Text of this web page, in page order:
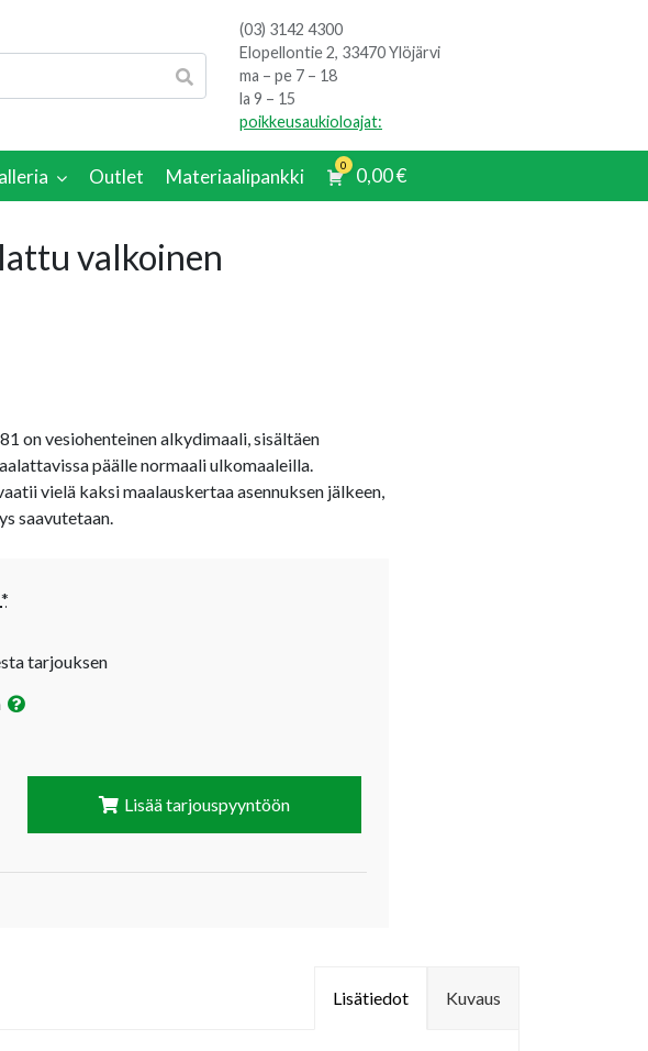
(03) 3142 4300
Elopellontie 2, 33470 Ylöjärvi
ma – pe 7 – 18
la 9 – 15
poikkeusaukioloajat:
Outlet Materiaalipankki 0 0,00€
valkoinen
on vesiohenteinen alkydimaali, sisältäen
päälle normaali ulkomaaleilla.
vielä kaksi maalauskertaa asennuksen jälkeen,
saavutetaan.
*
tarjouksen
Lisää tarjouspyyntöön
Kuvaus
Lisätiedot